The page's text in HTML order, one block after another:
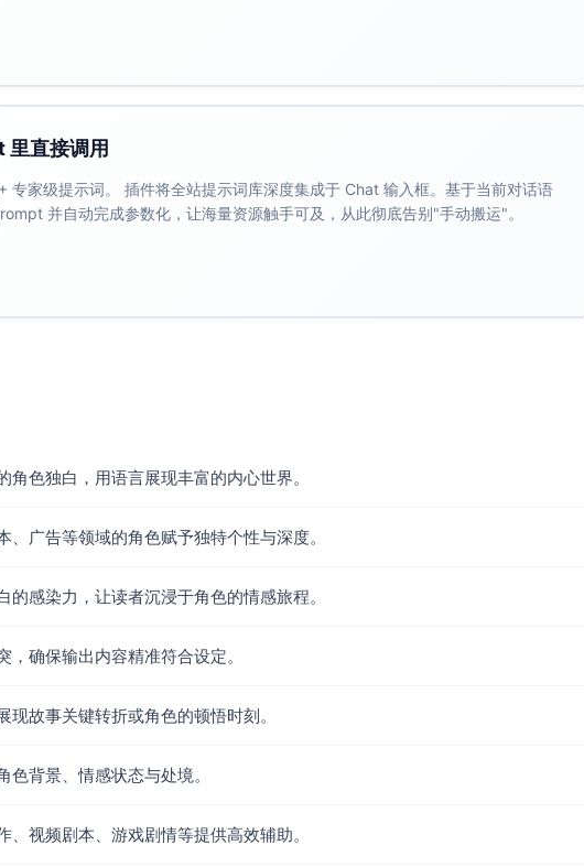
里直接调用
家级提示词。 插件将全站提示词库深度集成于 Chat 输入框。基于当前对话语
并自动完成参数化，让海量资源触手可及，从此彻底告别"手动搬运"。
色独白，用语言展现丰富的内心世界。
广告等领域的角色赋予独特个性与深度。
的感染力，让读者沉浸于角色的情感旅程。
确保输出内容精准符合设定。
故事关键转折或角色的顿悟时刻。
背景、情感状态与处境。
视频剧本、游戏剧情等提供高效辅助。